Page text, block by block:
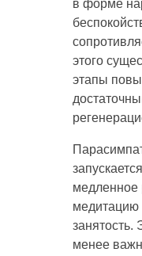
в форме
этого
этапы
медленное
медитацию
занятость.
менее